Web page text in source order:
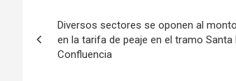
o
o
k
A
p
de
Diversos sectores se oponen al
en la tarifa de peaje en el tramo Santa
Confluencia